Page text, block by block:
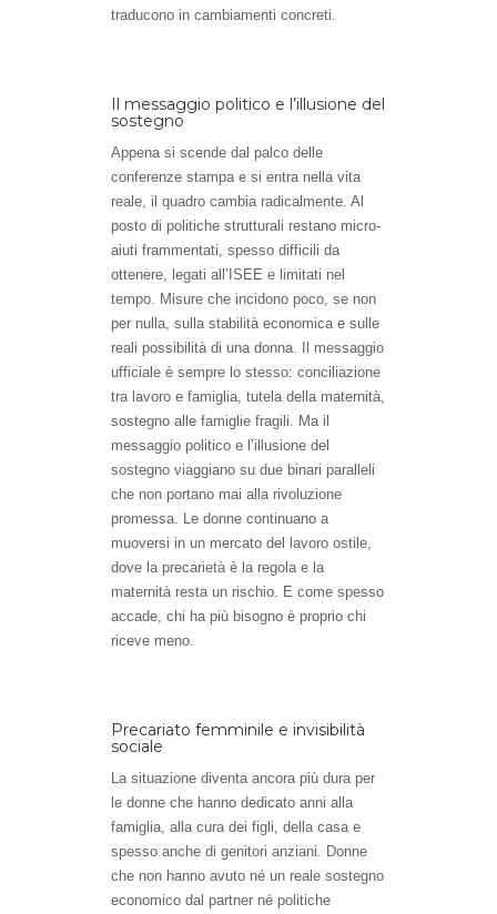
traducono in cambiamenti concreti.
Il messaggio politico e l’illusione del
sostegno
Appena si scende dal palco delle
conferenze stampa e si entra nella vita
reale, il quadro cambia radicalmente. Al
posto di politiche strutturali restano micro-
aiuti frammentati, spesso difficili da
ottenere, legati all’ISEE e limitati nel
tempo. Misure che incidono poco, se non
per nulla, sulla stabilità economica e sulle
reali possibilità di una donna. Il messaggio
ufficiale è sempre lo stesso: conciliazione
tra lavoro e famiglia, tutela della maternità,
sostegno alle famiglie fragili. Ma il
messaggio politico e l’illusione del
sostegno viaggiano su due binari paralleli
che non portano mai alla rivoluzione
promessa. Le donne continuano a
muoversi in un mercato del lavoro ostile,
dove la precarietà è la regola e la
maternità resta un rischio. E come spesso
accade, chi ha più bisogno è proprio chi
riceve meno.
Precariato femminile e invisibilità
sociale
La situazione diventa ancora più dura per
le donne che hanno dedicato anni alla
famiglia, alla cura dei figli, della casa e
spesso anche di genitori anziani. Donne
che non hanno avuto né un reale sostegno
economico dal partner né politiche